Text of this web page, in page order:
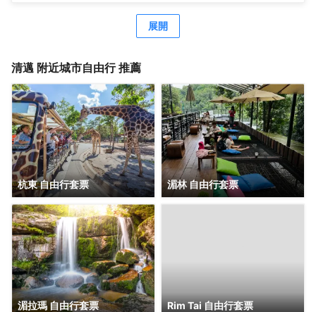
袍、毛巾或吹風機，為您提供便利。 高調開啟假期的美好一
天。在位於法漢的1卧室-平方米|帶1個獨立浴室，您可在早
63 間空調客房提供迷你吧和智能電視；您定能在旅途中找到
家的舒適。提供免費無線網絡，方便您與朋友保持聯繫；衞
吹風機和浴袍。便利設施包括電話，以及保險箱和書桌。
展開
清邁 附近城市自由行 推薦
杭東 自由行套票 湄林 自由行套票
湄拉瑪 自由行套票 Rim Tai 自由行套票